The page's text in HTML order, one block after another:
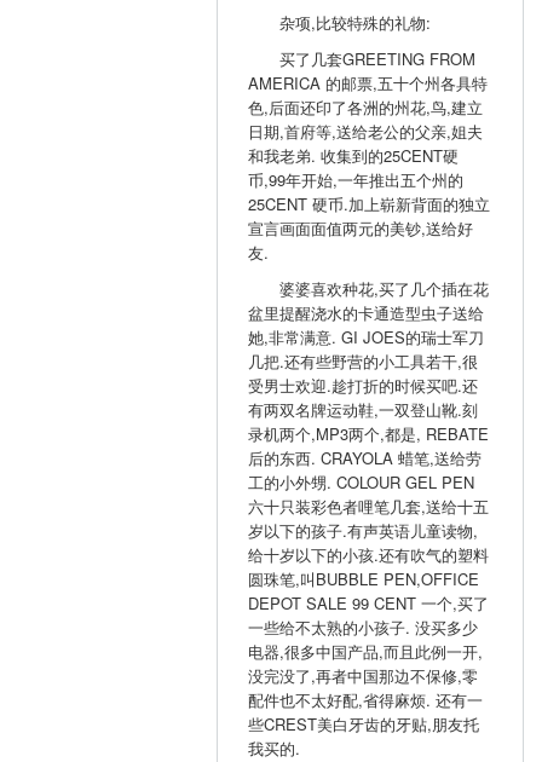
杂项,比较特殊的礼物:
买了几套GREETING FROM
AMERICA 的邮票,五十个州各具特
色,后面还印了各洲的州花,鸟,建立
日期,首府等,送给老公的父亲,姐夫
和我老弟. 收集到的25CENT硬
币,99年开始,一年推出五个州的
25CENT 硬币.加上崭新背面的独立
宣言画面面值两元的美钞,送给好
友.
婆婆喜欢种花,买了几个插在花
盆里提醒浇水的卡通造型虫子送给
她,非常满意. GI JOES的瑞士军刀
几把.还有些野营的小工具若干,很
受男士欢迎.趁打折的时候买吧.还
有两双名牌运动鞋,一双登山靴.刻
录机两个,MP3两个,都是, REBATE
后的东西. CRAYOLA 蜡笔,送给劳
工的小外甥. COLOUR GEL PEN
六十只装彩色者哩笔几套,送给十五
岁以下的孩子.有声英语儿童读物,
给十岁以下的小孩.还有吹气的塑料
圆珠笔,叫BUBBLE PEN,OFFICE
DEPOT SALE 99 CENT 一个,买了
一些给不太熟的小孩子. 没买多少
电器,很多中国产品,而且此例一开,
没完没了,再者中国那边不保修,零
配件也不太好配,省得麻烦. 还有一
些CREST美白牙齿的牙贴,朋友托
我买的.